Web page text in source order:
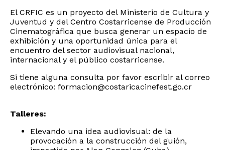
El CRFIC es un proyecto del Ministerio de Cultura y
Juventud y del Centro Costarricense de Producción
Cinematográfica que busca generar un espacio de
exhibición y una oportunidad única para el
encuentro del sector audiovisual nacional,
internacional y el público costarricense.
Si tiene alguna consulta por favor escribir al correo
electrónico: formacion@costaricacinefest.go.cr
Talleres:
Elevando una idea audiovisual: de la
provocación a la construcción del guión,